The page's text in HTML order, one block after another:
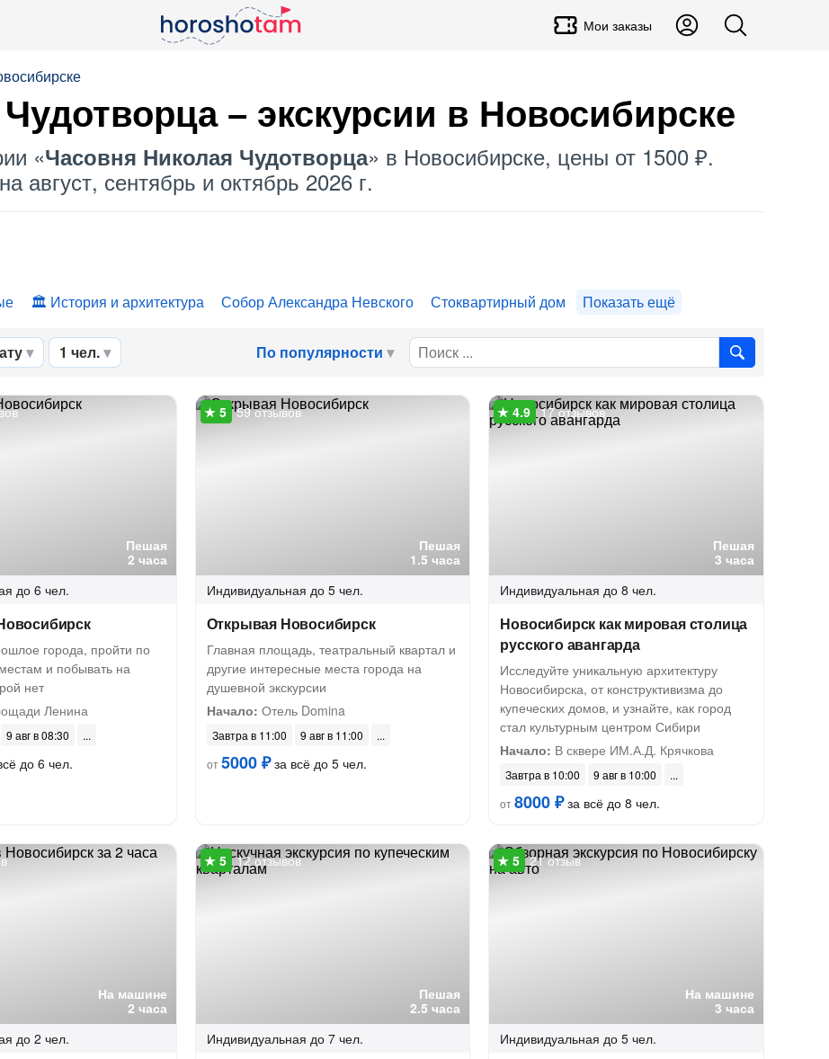
Мои заказы
– экскурсии в Новосибирске
«Часовня Николая Чудотворца» в Новосибирске, цены от 1500 ₽.
август, сентябрь и октябрь 2026 г.
История и архитектура Собор Александра Невского Стоквартирный дом Показать ещё
1 чел. По популярности
Пешая
2 часа
до 6 чел.
города, пройти по
и побывать на
нет
Ленина
9 авг в 08:30
до 6 чел.
Пешая
1.5 часа
59 отзывов
Индивидуальная до 5 чел.
Открывая Новосибирск
Главная площадь, театральный квартал и
другие интересные места города на
душевной экскурсии
Начало: Отель Domina
Завтра в 11:00
9 авг в 11:00
от5000 ₽за всё до 5 чел.
Пешая
3 часа
17 отзывов
Индивидуальная до 8 чел.
Новосибирск как мировая столица
русского авангарда
Исследуйте уникальную архитектуру
Новосибирска, от конструктивизма до
купеческих домов, и узнайте, как город
стал культурным центром Сибири
Начало: В сквере ИМ.А.Д. Крячкова
Завтра в 10:00
9 авг в 10:00
от8000 ₽за всё до 8 чел.
На машине
2 часа
до 2 чел.
Пешая
2.5 часа
12 отзывов
Индивидуальная до 7 чел.
На машине
3 часа
21 отзыв
Индивидуальная до 5 чел.